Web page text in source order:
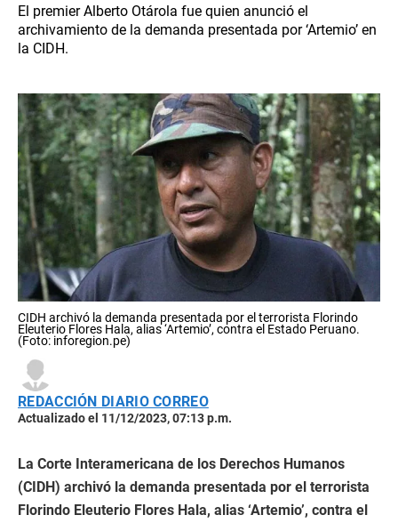
El premier Alberto Otárola fue quien anunció el
archivamiento de la demanda presentada por ‘Artemio’ en
la CIDH.
CIDH archivó la demanda presentada por el terrorista Florindo
Eleuterio Flores Hala, alias ‘Artemio’, contra el Estado Peruano.
(Foto: inforegion.pe)
REDACCIÓN DIARIO CORREO
Actualizado el 11/12/2023, 07:13 p.m.
La Corte Interamericana de los Derechos Humanos
(CIDH) archivó la demanda presentada por el terrorista
Florindo Eleuterio Flores Hala, alias ‘Artemio’, contra el